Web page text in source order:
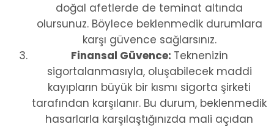
doğal afetlerde de teminat altında
olursunuz. Böylece beklenmedik durumlara
karşı güvence sağlarsınız.
Finansal Güvence: Teknenizin
sigortalanmasıyla, oluşabilecek maddi
kayıpların büyük bir kısmı sigorta şirketi
tarafından karşılanır. Bu durum, beklenmedik
hasarlarla karşılaştığınızda mali açıdan